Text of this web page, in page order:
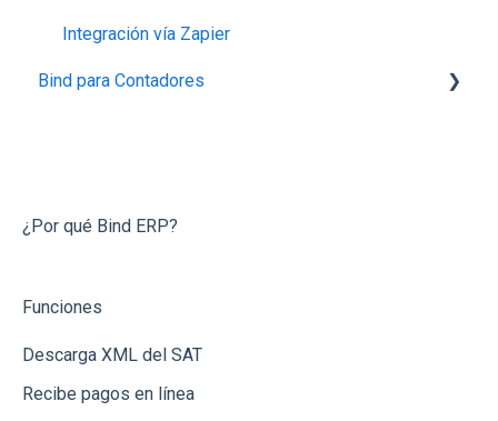
9.-Nómina
10.-Contabilidad
Cotizaciones
Inventarios (Almacenes)
Dashboard
Recepción de Mercancia
Catálogos
Gastos
Integración vía Zapier
Bind para Contadores
¿Por qué Bind ERP?
Funciones
Descarga XML del SAT
Recibe pagos en línea